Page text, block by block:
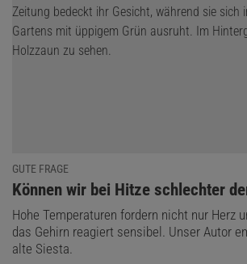
GUTE FRAGE
:
Können wir bei Hitze schlechter
Hohe Temperaturen fordern nicht nur Herz
das Gehirn reagiert sensibel. Unser Autor
alte Siesta.